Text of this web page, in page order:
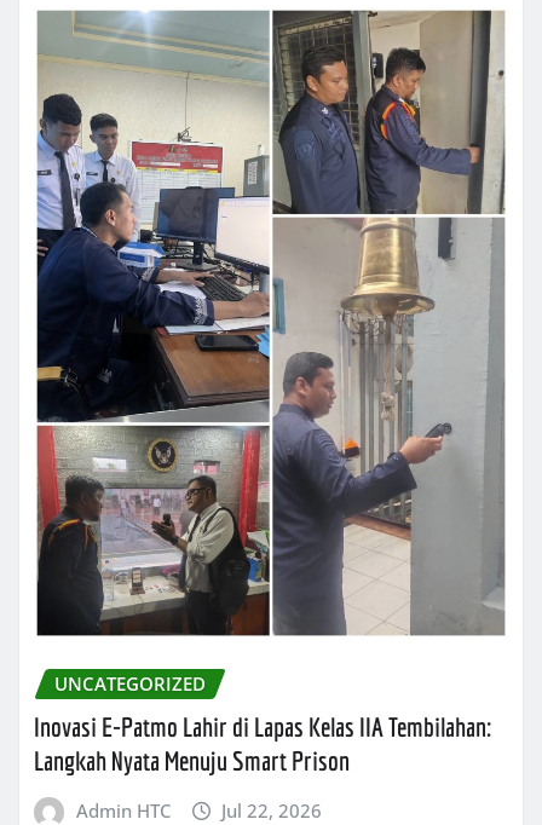
UNCATEGORIZED
Inovasi E-Patmo Lahir di Lapas Kelas IIA Tembilahan:
Langkah Nyata Menuju Smart Prison
Admin HTC Jul 22, 2026